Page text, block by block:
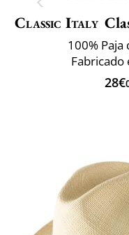
Classic Italy
100% Paja
Fabricado
28€